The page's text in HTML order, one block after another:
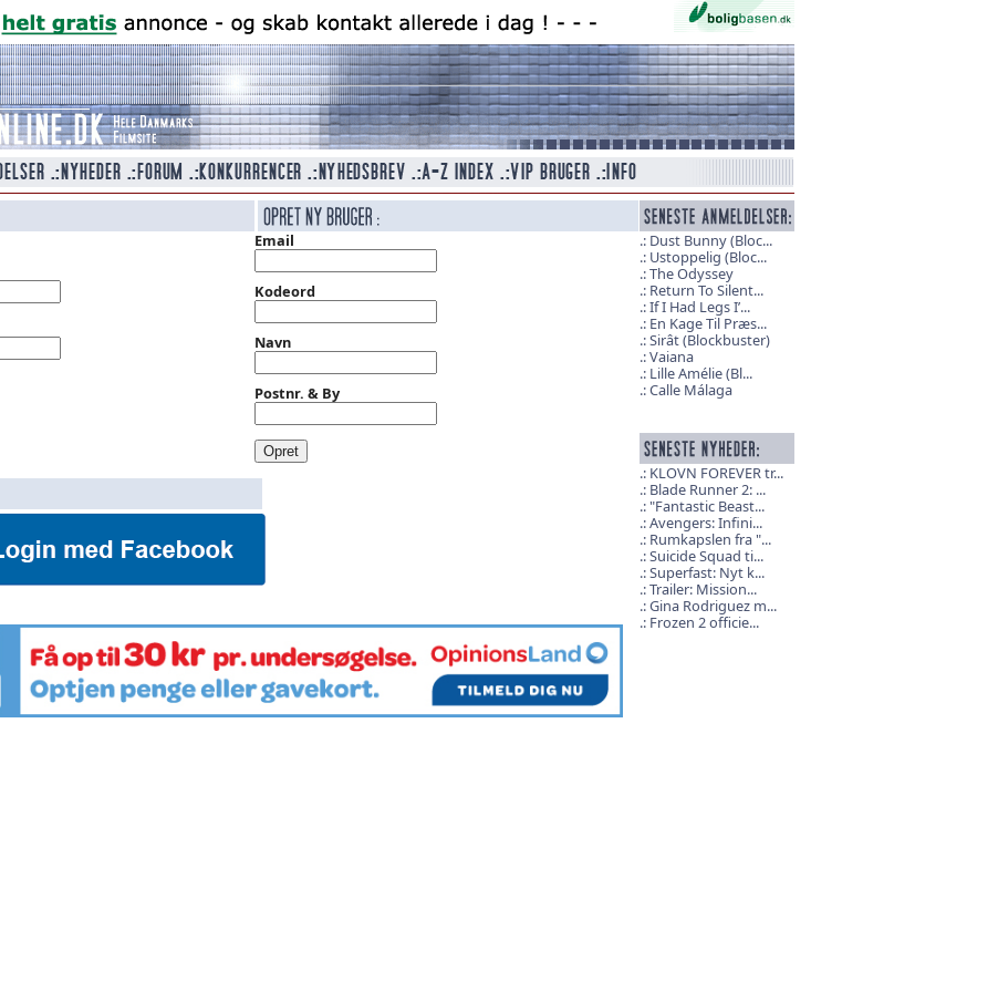
Email
Kodeord
Navn
Postnr. & By
Dust Bunny (Bloc...
Ustoppelig (Bloc...
The Odyssey
Return To Silent...
If I Had Legs I’...
En Kage Til Præs...
Sirât (Blockbuster)
Vaiana
Lille Amélie (Bl...
Calle Málaga
KLOVN FOREVER tr...
Blade Runner 2: ...
"Fantastic Beast...
Avengers: Infini...
Rumkapslen fra "...
Suicide Squad ti...
Superfast: Nyt k...
Trailer: Mission...
Gina Rodriguez m...
Frozen 2 officie...